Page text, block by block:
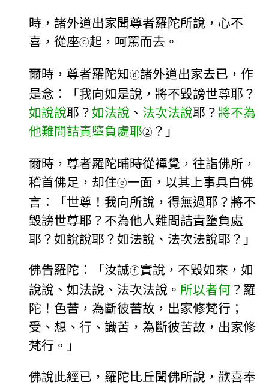
時，諸外道出家聞尊者羅陀所說，心不
喜，從座ⓒ起，呵罵而去。
爾時，尊者羅陀知ⓓ諸外道出家去已，作
是念：「我向如是說，將不毀謗世尊耶？
如說說耶？ 如法說 、 法次法說耶？ 將不為
他難問詰責墮負處耶② ？」
爾時，尊者羅陀晡時從禪覺，往詣佛所，
稽首佛足，却住ⓔ一面，以其上事具白佛
言：「世尊！我向所說，得無過耶？將不
毀謗世尊耶？不為他人難問詰責墮負處
耶？如說說耶？如法說、法次法說耶？」
佛告羅陀：「汝誠ⓕ實說，不毀如來，如
說說、如法說、法次法說。 所以者何 ？羅
陀！色苦，為斷彼苦故，出家修梵行；
受、想、行、識苦，為斷彼苦故，出家修
梵行。」
佛說此經已，羅陀比丘聞佛所說，歡喜奉